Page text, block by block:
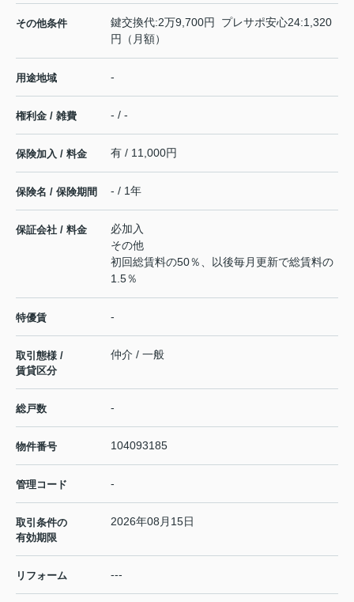
その他条件
鍵交換代:2万9,700円 プレサポ安心24:1,320
円（月額）
用途地域 -
権利金 / 雑費 - / -
保険加入 / 料金 有 / 11,000円
保険名 / 保険期間 - / 1年
保証会社 / 料金
必加入
その他
初回総賃料の50％、以後毎月更新で総賃料の
1.5％
特優賃 -
取引態様 /
賃貸区分
仲介 / 一般
総戸数 -
物件番号 104093185
管理コード -
取引条件の
有効期限
2026年08月15日
リフォーム ---